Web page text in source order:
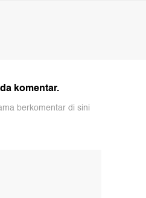
komentar.
berkomentar di sini